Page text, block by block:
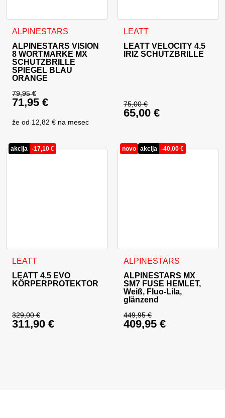
ALPINESTARS
ALPINESTARS VISION
8 WORTMARKE MX
SCHUTZBRILLE
SPIEGEL BLAU
ORANGE
79,95€
Ursprünglicher Preis war: 79,95 €
71,95 €
Aktueller Preis ist: 71,95 €.
že od 12,82 € na mesec
LEATT
LEATT VELOCITY 4.5
IRIZ SCHUTZBRILLE
75,00€
Ursprünglicher
65,00 €
akcija -17,10 €
LEATT
LEATT 4.5 EVO
KÖRPERPROTEKTOR
329,00€
Ursprünglicher Preis war: 329,00 €
311,90 €
Dieses Produkt weist mehrere Varianten auf. Die Optionen
novo akcija -40,00 €
ALPINESTARS
ALPINESTARS MX
SM7 FUSE HEMLET,
Weiß, Fluo-Lila,
glänzend
449,95€
Ursprünglicher
409,95 €
Dieses Produkt weist